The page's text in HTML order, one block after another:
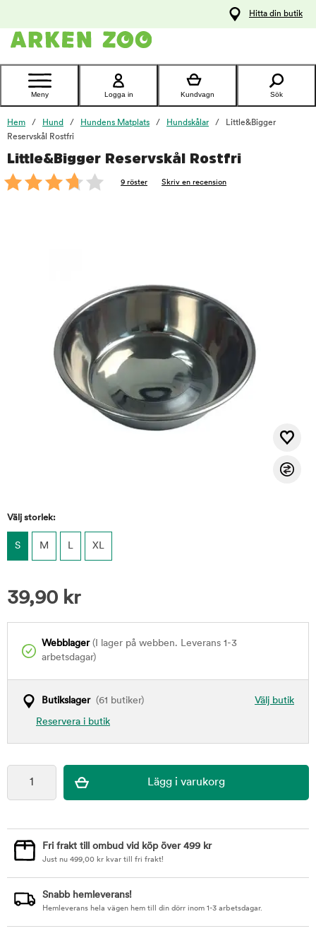
Kontakta
Hitta din butik
Meny Logga in Kundvagn Sök
Hem Hund Hundens Matplats Hundskålar
Little&Bigger
Reservskål Rostfri
Little&Bigger Reservskål Rostfri
9 röster Skriv en recension
Välj storlek:
S M L XL
39,90 kr
Webblager(I lager på webben. Leverans 1-3
arbetsdagar)
Välj butik
Butikslager(61 butiker)
Reservera i butik
foo
Fri frakt till ombud vid köp över 499 kr
Just nu 499,00 kr kvar till fri frakt!
Snabb hemleverans!
Hemleverans hela vägen hem till din dörr inom 1-3 arbetsdagar.